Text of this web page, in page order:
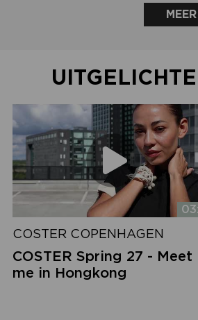
COSTER COPENHAGEN
COSTER Spring 27 - Meet
me in Hongkong